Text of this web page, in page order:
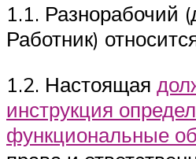
1.1. Разнорабочий
Работник)
1.2. Настоящая
инструкция
функциональные